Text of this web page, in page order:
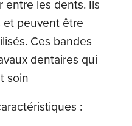
entre les dents. Ils
peuvent être
Ces bandes
dentaires qui
soin
: